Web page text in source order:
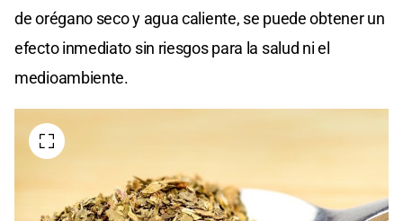
de orégano seco y agua caliente, se puede obtener un
efecto inmediato sin riesgos para la salud ni el
medioambiente.